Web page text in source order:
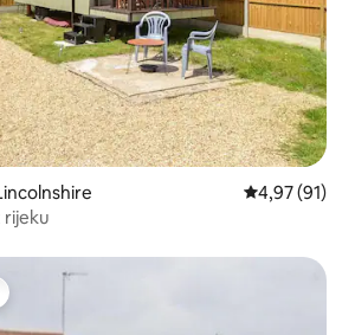
Prosječna
4,97 (91)
rijeku
s oznakom „Odabrali gosti”